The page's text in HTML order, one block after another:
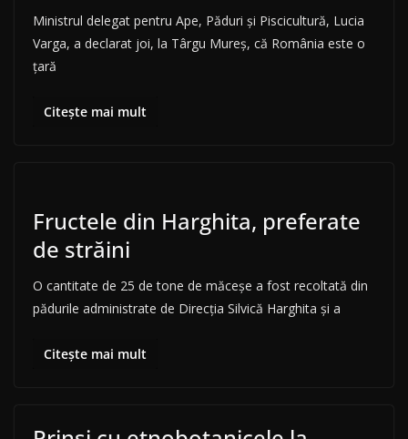
Ministrul delegat pentru Ape, Păduri şi Piscicultură, Lucia
Varga, a declarat joi, la Târgu Mureş, că România este o
ţară
Citește mai mult
Fructele din Harghita, preferate
de străini
O cantitate de 25 de tone de măceşe a fost recoltată din
pădurile administrate de Direcţia Silvică Harghita şi a
Citește mai mult